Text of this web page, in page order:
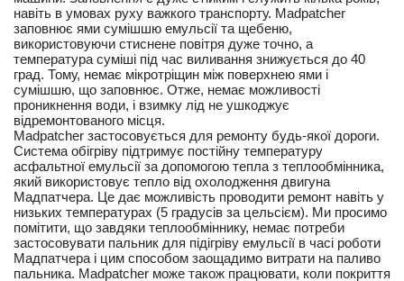
навіть в умовах руху важкого транспорту. Madpatcher
заповнює ями сумішшю емульсії та щебеню,
використовуючи стиснене повітря дуже точно, а
температура суміші під час виливання знижується до 40
град. Тому, немає мікротріщин між поверхнею ями і
сумішшю, що заповнює. Отже, немає можливості
проникнення води, і взимку лід не ушкоджує
відремонтованого місця.
Madpatcher застосовується для ремонту будь-якої дороги.
Система обігріву підтримує постійну температуру
асфальтної емульсії за допомогою тепла з теплообмінника,
який використовує тепло від охолодження двигуна
Мадпатчера. Це дає можливість проводити ремонт навіть у
низьких температурах (5 градусів за цельсієм). Ми просимо
помітити, що завдяки теплообміннику, немає потреби
застосовувати пальник для підігріву емульсії в часі роботи
Мадпатчера і цим способом заощадимо витрати на паливо
пальника. Madpatcher може також працювати, коли покриття